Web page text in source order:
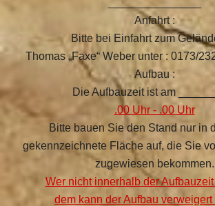
_______________
Anfahrt :
Bitte bei Einfahrt zum
Thomas „Faxe“ Weber unter : 0173/
Aufbau :
Die Aufbauzeit ist am
.00 Uhr - .00 Uhr
Bitte bauen Sie den Stand nur in
gekennzeichnete Fläche auf, die Sie
zugewiesen bekommen.
Wer nicht innerhalb der
dem kann der Aufbau